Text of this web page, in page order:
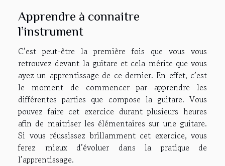
Apprendre à connaitre
l’instrument
C’est peut-être la première fois que vous vous
retrouvez devant la guitare et cela mérite que vous
ayez un apprentissage de ce dernier. En effet, c’est
le moment de commencer par apprendre les
différentes parties que compose la guitare. Vous
pouvez faire cet exercice durant plusieurs heures
afin de maitriser les élémentaires sur une guitare.
Si vous réussissez brillamment cet exercice, vous
ferez mieux d’évoluer dans la pratique de
l’apprentissage.